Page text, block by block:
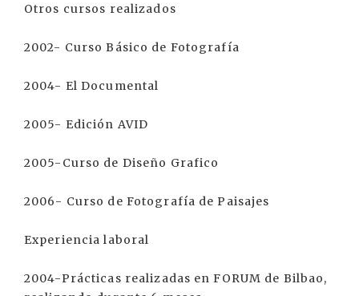
Otros cursos realizados
2002- Curso Básico de Fotografía
2004- El Documental
2005- Edición AVID
2005-Curso de Diseño Grafico
2006- Curso de Fotografía de Paisajes
Experiencia laboral
2004-Prácticas realizadas en FORUM de Bilbao,